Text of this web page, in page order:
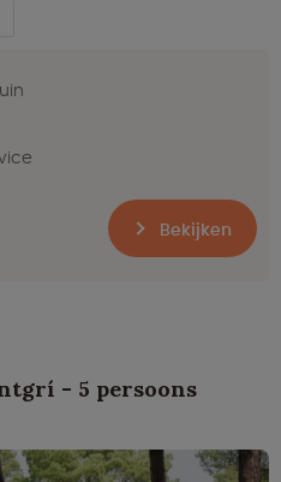
Bekijken
- 5 persoons